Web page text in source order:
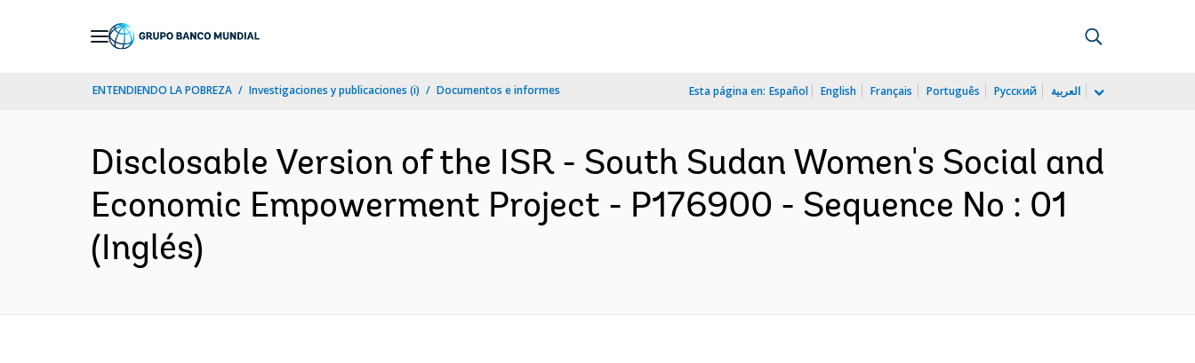
ENTENDIENDO LA POBREZA Investigaciones y publicaciones (i) Documentos e informes Esta página en: Español English Français Português Русский العربية
Disclosable Version of the ISR - South Sudan Women's Social and
Economic Empowerment Project - P176900 - Sequence No : 01
(Inglés)